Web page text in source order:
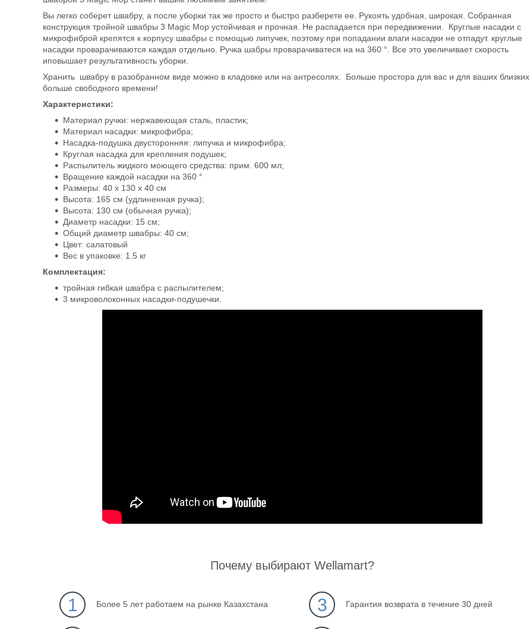
Вы легко соберет швабру, а после уборки так же просто и быстро разберете ее. Рукоять удобная, широкая. Собранная
конструкция тройной швабры 3 Magic Mop устойчивая и прочная. Не распадается при передвижении. Круглые насадки с
микрофиброй крепятся к корпусу швабры с помощью липучек, поэтому при попадании влаги насадки не отпадут. круглые
насадки проварачиваются каждая отдельно. Ручка шабры проварачиватеся на на 360 °. Все это увеличивает скорость
иповышает результативность уборки.
Хранить швабру в разобранном виде можно в кладовке или на антресолях. Больше простора для вас и для ваших близких,
больше свободного времени!
Характеристики:
Материал ручки: нержавеющая сталь, пластик;
Материал насадки: микрофибра;
Насадка-подушка двусторонняя: липучка и микрофибра;
Круглая насадка для крепления подушек;
Распылитель жидкого моющего средства: прим. 600 мл;
Вращение каждой насадки на 360 °
Размеры: 40 x 130 x 40 см
Высота: 165 см (удлиненная ручка);
Высота: 130 см (обычная ручка);
Диаметр насадки: 15 см;
Общий диаметр швабры: 40 см;
Цвет: салатовый
Вес в упаковке: 1.5 кг
Комплектация:
тройная гибкая швабра с распылителем;
3 микроволоконных насадки-подушечки.
Почему выбирают Wellamart?
1 Более 5 лет работаем на рынке Казахстана 3 Гарантия возврата в течение 30 дней